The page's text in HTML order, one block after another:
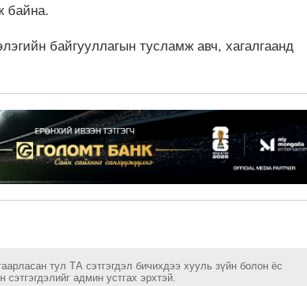
байна.
байгууллагын тусламж авч, хагалгаанд
тул ТА сэтгэгдэл бичихдээ хууль зүйн болон ёс
админ устгах эрхтэй.